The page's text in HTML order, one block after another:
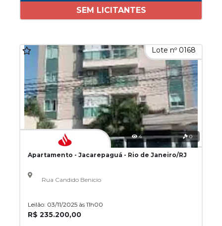
SEM LICITANTES
Lote nº 0168
4 0
Apartamento - Jacarepaguá - Rio de Janeiro/RJ
Rua Candido Benicio
Leilão: 03/11/2025 às 11h00
R$ 235.200,00